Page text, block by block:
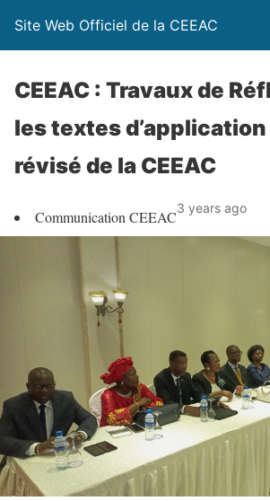
Site Web Officiel de la CEEAC
CEEAC : Travaux de
les textes
révisé de la CEEAC
Communication CEEAC3 years ago